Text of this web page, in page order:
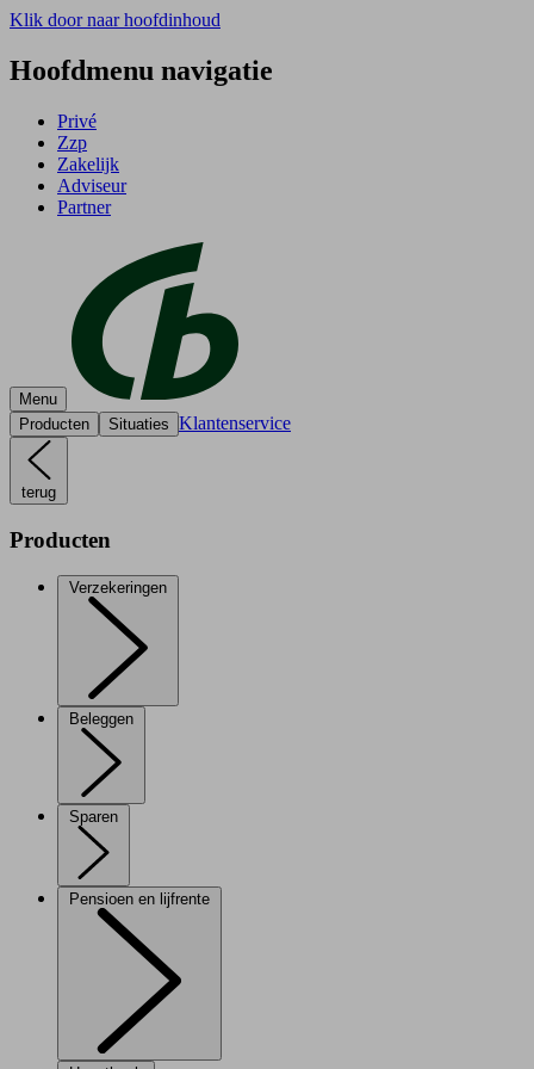
Klik door naar hoofdinhoud
Hoofdmenu navigatie
Privé
Zzp
Zakelijk
Adviseur
Partner
Menu
Producten
Situaties Klantenservice
terug
Producten
Verzekeringen
Beleggen
Sparen
Pensioen en lijfrente